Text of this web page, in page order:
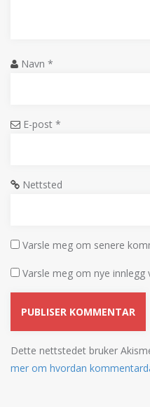
Navn *
E-post *
Nettsted
Varsle meg om senere
Varsle meg om nye innlegg
Dette nettstedet bruker
mer om hvordan